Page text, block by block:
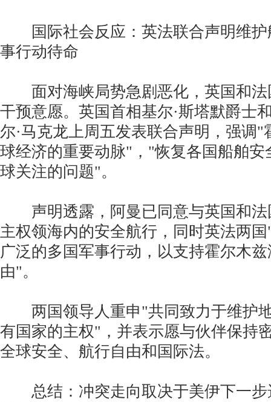
国际社会反应：英法联合声明维护
事行动待命
面对海峡局势急剧恶化，英国和法
干预意愿。英国首相基尔·斯塔默爵士
尔·马克龙上周五发表联合声明，强调"
球经济的重要动脉"，"恢复各国船舶安
球关注的问题"。
声明透露，阿曼已同意与英国和法
主权领海内的安全航行，同时英法两
广泛的多国军事行动，以支持霍尔木
由"。
两国领导人重申"共同致力于维护
有国家的主权"，并表示愿与伙伴保持
全球安全、航行自由和国际法。
总结：冲突走向取决于美伊下一步